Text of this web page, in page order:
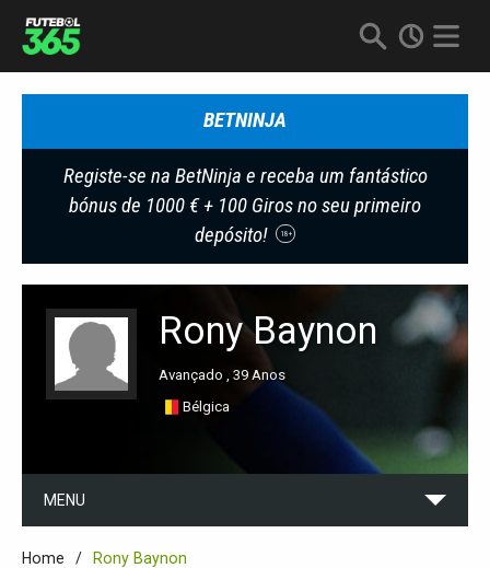
BETNINJA
Registe-se na BetNinja e receba um fantástico
bónus de 1000 € + 100 Giros no seu primeiro
depósito!
18+
Rony Baynon
Avançado , 39 Anos
Bélgica
MENU
Home Rony Baynon